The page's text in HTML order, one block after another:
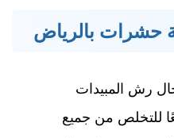
حشرات بالرياض
رش المبيدات
للتخلص من جميع